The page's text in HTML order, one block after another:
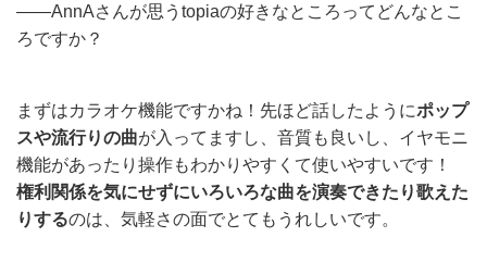
——AnnAさんが思うtopiaの好きなところってどんなとこ
ろですか？
まずはカラオケ機能ですかね！先ほど話したようにポップ
スや流行りの曲が入ってますし、音質も良いし、イヤモニ
機能があったり操作もわかりやすくて使いやすいです！
権利関係を気にせずにいろいろな曲を演奏できたり歌えた
りするのは、気軽さの面でとてもうれしいです。